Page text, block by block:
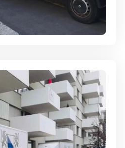
Privatumzüge